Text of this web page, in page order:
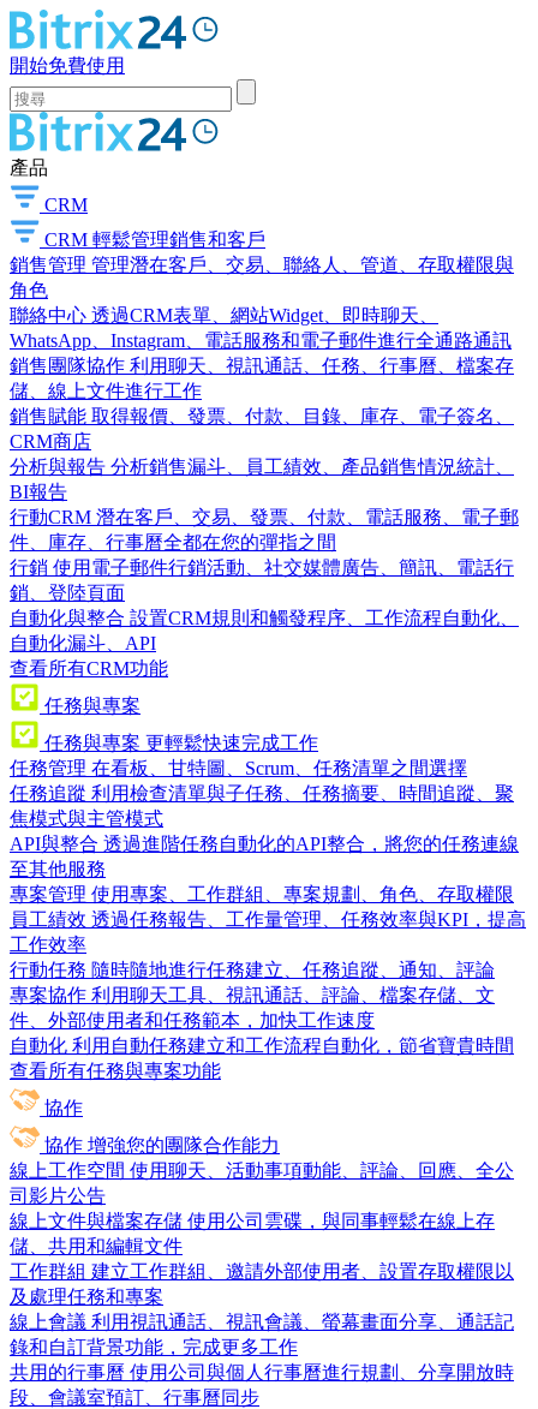
開始免費使用
產品
CRM
CRM 輕鬆管理銷售和客戶
銷售管理 管理潛在客戶、交易、聯絡人、管道、存取權限與
角色
聯絡中心 透過CRM表單、網站Widget、即時聊天、
WhatsApp、Instagram、電話服務和電子郵件進行全通路通訊
銷售團隊協作 利用聊天、視訊通話、任務、行事曆、檔案存
儲、線上文件進行工作
銷售賦能 取得報價、發票、付款、目錄、庫存、電子簽名、
CRM商店
分析與報告 分析銷售漏斗、員工績效、產品銷售情況統計、
BI報告
行動CRM 潛在客戶、交易、發票、付款、電話服務、電子郵
件、庫存、行事曆全都在您的彈指之間
行銷 使用電子郵件行銷活動、社交媒體廣告、簡訊、電話行
銷、登陸頁面
自動化與整合 設置CRM規則和觸發程序、工作流程自動化、
自動化漏斗、API
查看所有CRM功能
任務與專案
任務與專案 更輕鬆快速完成工作
任務管理 在看板、甘特圖、Scrum、任務清單之間選擇
任務追蹤 利用檢查清單與子任務、任務摘要、時間追蹤、聚
焦模式與主管模式
API與整合 透過進階任務自動化的API整合，將您的任務連線
至其他服務
專案管理 使用專案、工作群組、專案規劃、角色、存取權限
員工績效 透過任務報告、工作量管理、任務效率與KPI，提高
工作效率
行動任務 隨時隨地進行任務建立、任務追蹤、通知、評論
專案協作 利用聊天工具、視訊通話、評論、檔案存儲、文
件、外部使用者和任務範本，加快工作速度
自動化 利用自動任務建立和工作流程自動化，節省寶貴時間
查看所有任務與專案功能
協作
協作 增強您的團隊合作能力
線上工作空間 使用聊天、活動事項動能、評論、回應、全公
司影片公告
線上文件與檔案存儲 使用公司雲碟，與同事輕鬆在線上存
儲、共用和編輯文件
工作群組 建立工作群組、邀請外部使用者、設置存取權限以
及處理任務和專案
線上會議 利用視訊通話、視訊會議、螢幕畫面分享、通話記
錄和自訂背景功能，完成更多工作
共用的行事曆 使用公司與個人行事曆進行規劃、分享開放時
段、會議室預訂、行事曆同步